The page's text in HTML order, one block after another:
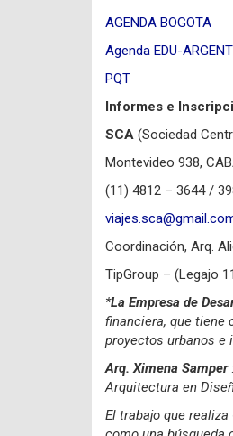
AGENDA BOGOTA
Agenda EDU-
PQT
Informes e
SCA (Sociedad
Montevideo 938,
(11) 4812 – 3644 /
Coordinación, Arq.
TipGroup – (Legajo
*La Empresa de
financiera, que tiene
proyectos urbanos
Arq. Ximena Samper:
Arquitectura en
El trabajo que